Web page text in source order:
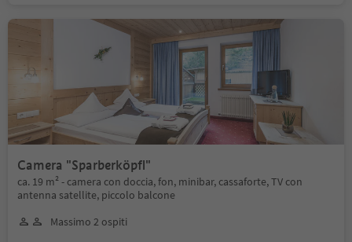
Camera "Sparberköpfl"
ca. 19 m² - camera con doccia, fon, minibar, cassaforte, TV con
antenna satellite, piccolo balcone
Massimo 2 ospiti